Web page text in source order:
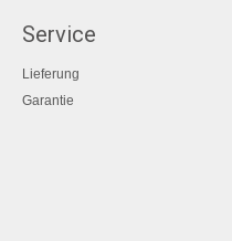
Service
Lieferung
Garantie